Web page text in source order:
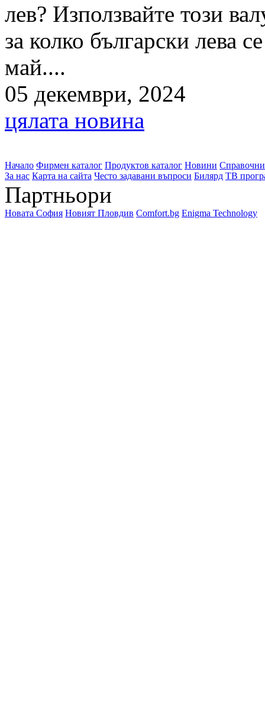
лев? Използвайте този
за колко български лева
май....
05 декември, 2024
цялата новина
Начало Фирмен каталог Продуктов каталог Новини
За нас Карта на сайта Често задавани въпроси Билярд ТВ
Партньори
Новата София Новият Пловдив Comfort.bg Enigma Technology